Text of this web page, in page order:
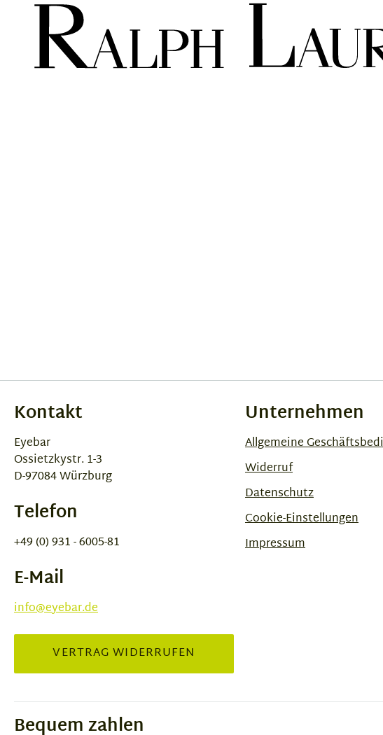
Kontakt
Eyebar
Ossietzkystr. 1-3
D-97084 Würzburg
Telefon
+49 (0) 931 - 6005-81
E-Mail
info@eyebar.de
VERTRAG WIDERRUFEN
Unternehmen
Allgemeine
Widerruf
Datenschutz
Cookie-Einstellungen
Impressum
Bequem zahlen